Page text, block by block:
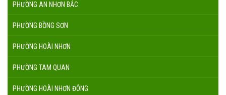
PHƯỜNG AN NHƠN BẮC
PHƯỜNG BỒNG SƠN
PHƯỜNG HOÀI NHƠN
PHƯỜNG TAM QUAN
PHƯỜNG HOÀI NHƠN ĐÔNG